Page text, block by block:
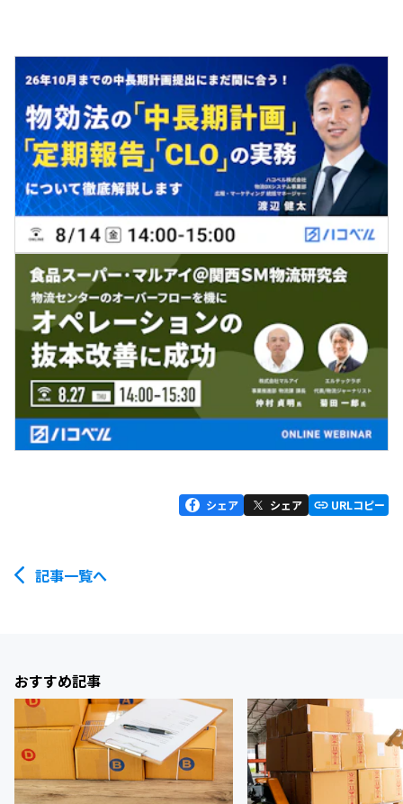
シェア シェア URLコピー
記事一覧へ
おすすめ記事